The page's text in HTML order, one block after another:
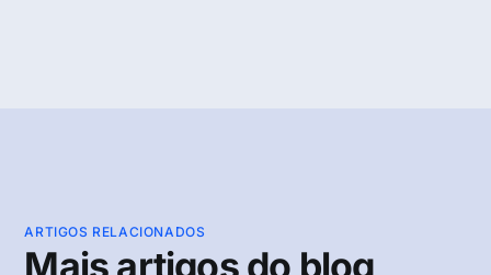
ARTIGOS RELACIONADOS
Mais artigos do blog